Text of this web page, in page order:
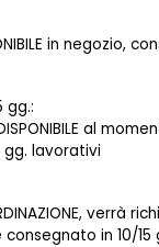
in negozio,
gg.:
al
gg. lavorativi
verrà
in 10/15